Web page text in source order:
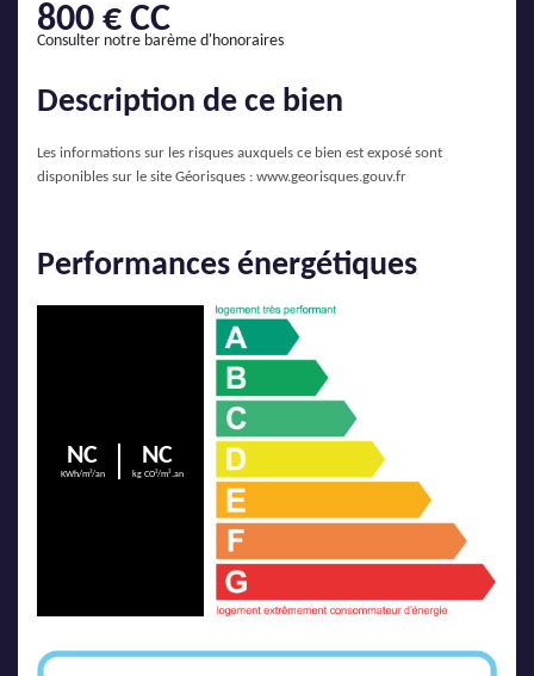
800 € CC
Consulter notre barème d'honoraires
Description de ce bien
Les informations sur les risques auxquels ce bien est exposé sont
disponibles sur le site Géorisques : www.georisques.gouv.fr
Performances énergétiques
NC
KWh/m²/an
NC
kg CO²/m².an